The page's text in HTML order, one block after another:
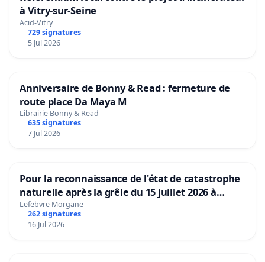
à Vitry-sur-Seine
Acid-Vitry
729 signatures
5 Jul 2026
Anniversaire de Bonny & Read : fermeture de
route place Da Maya M
Librairie Bonny & Read
635 signatures
7 Jul 2026
Pour la reconnaissance de l'état de catastrophe
naturelle après la grêle du 15 juillet 2026 à
Aubenas et ses alentours
Lefebvre Morgane
262 signatures
16 Jul 2026